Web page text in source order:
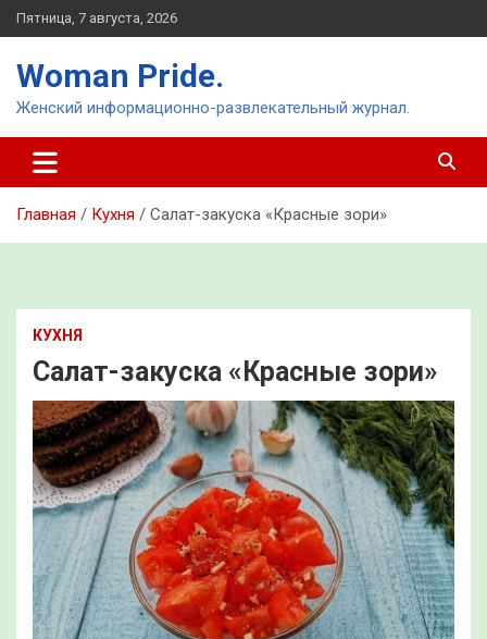
Перейти
к
Пятница, 7 августа, 2026
Woman Pride.
Женский информационно-развлекательный журнал.
Главная Кухня Салат-закуска «Красные зори»
КУХНЯ
Салат-закуска «Красные зори»